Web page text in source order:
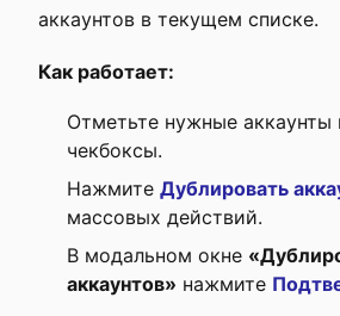
аккаунтов в текущем списке.
Как работает:
Отметьте нужные аккаунты
чекбоксы.
Нажмите Дублировать
массовых действий.
В модальном окне
аккаунтов» нажмите